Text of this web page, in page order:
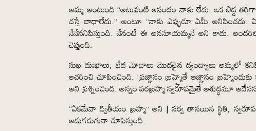
అమ్మ అంటుంది “అటువంటి ఆనందం నాకు లేదు. ఒక బిడ్డ
చస్తే బాధాలేదు.” అంటూ “నాకు ఎప్పుడూ ఏమీ
నేనేననిపిస్తుంది. నేనంటే ఈ అనసూయమ్మనే అని కాదు.
చెప్తుంది.
సుఖ దుఃఖాలు, భేద మోదాలు మొదలైన ద్వంద్వాలు అమ్మలో
ఆచరించి చూపించింది. ‘ప్రజ్ఞానం బ్రహ్మైతే అజ్ఞానం
అని ప్రశ్నించింది. అన్నం పరబ్రహ్మ స్వరూపమైతే అశుద్ధమూ
“ఏకమేవా ద్వితీయం బ్రహ్మ” అని | సర్వ తానయిన స్థితి,
అడుగడుగునా చూపిస్తుంది.